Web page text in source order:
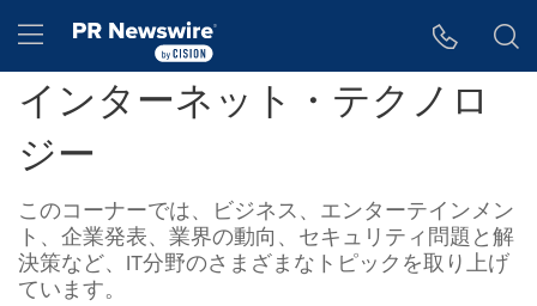
Hamburger menu
インターネット・テクノロ
ジー
このコーナーでは、ビジネス、エンターテインメン
ト、企業発表、業界の動向、セキュリティ問題と解
決策など、IT分野のさまざまなトピックを取り上げ
ています。